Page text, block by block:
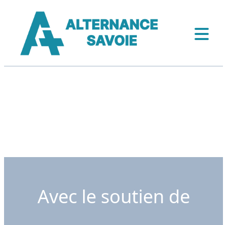
Avec le soutien de